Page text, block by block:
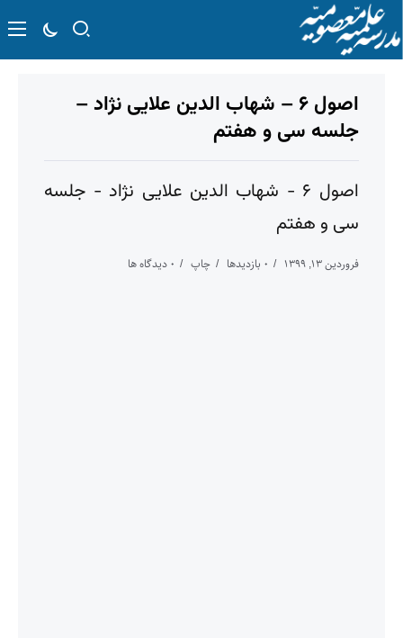
اصول ۶ – شهاب الدین علایی نژاد –
جلسه سی و هفتم
اصول ۶ - شهاب الدین علایی نژاد - جلسه
سی و هفتم
فروردین ۱۳, ۱۳۹۹ ۰ بازدیدها چاپ ۰ دیدگاه ها